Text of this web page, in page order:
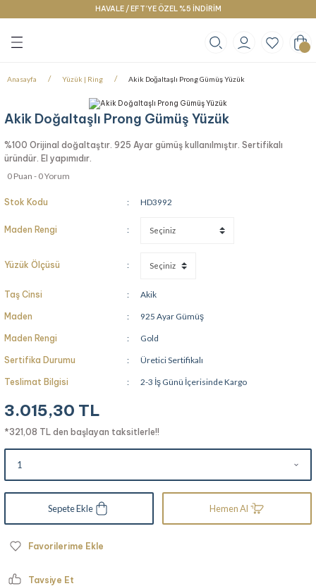
HAVALE / EFT’YE ÖZEL %5 İNDİRİM
Geri Dön
Geri Dön
Geri Dön
Anasayfa Yüzük | Ring Akik Doğaltaşlı Prong Gümüş Yüzük
Akik Doğaltaşlı Prong Gümüş Yüzük
%100 Orijinal doğaltaştır. 925 Ayar gümüş kullanılmıştır. Sertifikalı
üründür. El yapımıdır.
0 Puan - 0 Yorum
Stok Kodu HD3992
Maden Rengi
Yüzük Ölçüsü
Taş Cinsi Akik
Maden 925 Ayar Gümüş
Maden Rengi Gold
Sertifika Durumu Üretici Sertifikalı
Teslimat Bilgisi 2-3 İş Günü İçerisinde Kargo
3.015,30 TL
*321,08 TL den başlayan taksitlerle!!
Sepete Ekle Hemen Al
Tavsiye Et